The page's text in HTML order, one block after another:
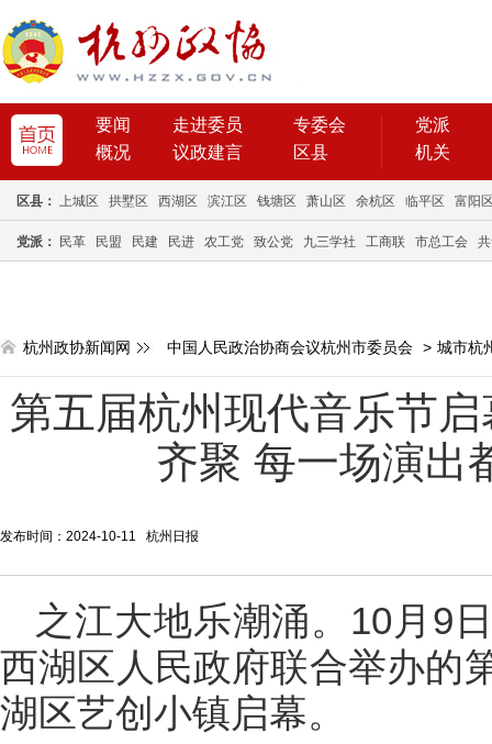
要闻 走进委员
专委会
概况
议政建言 区县
党派
机关
区县： 上城区 拱墅区 西湖区 滨江区 钱塘区 萧山区 余杭区 临平区 富阳
党派： 民革 民盟 民建 民进 农工党 致公党 九三学社 工商联 市总工会
杭州政协新闻网 中国人民政治协商会议杭州市委员会 > 城市杭
第五届杭州现代音乐节
齐聚 每一场演出
发布时间：2024-10-11 杭州日报
之江大地乐潮涌。10月9
西湖区人民政府联合举办的
湖区艺创小镇启幕。